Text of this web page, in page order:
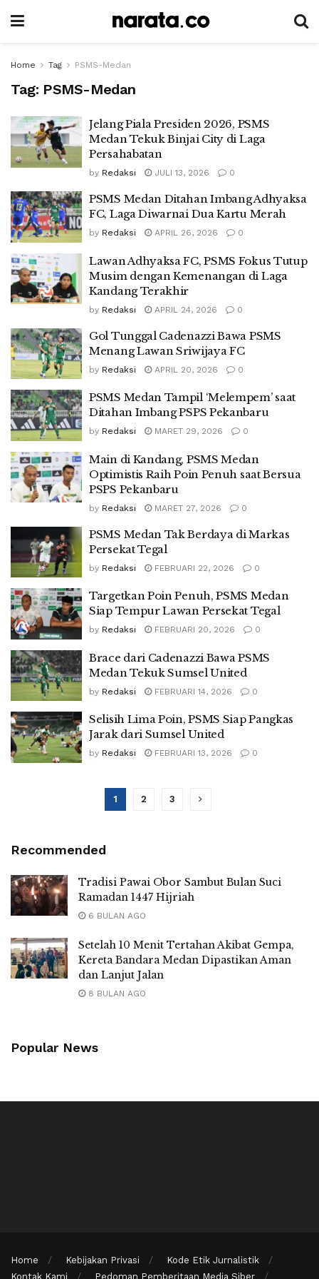
Home Tag PSMS-Medan
Tag: PSMS-Medan
Jelang Piala Presiden 2026, PSMS
Medan Tekuk Binjai City di Laga
Persahabatan
by Redaksi JULI 13, 2026 0
PSMS Medan Ditahan Imbang Adhyaksa
FC, Laga Diwarnai Dua Kartu Merah
by Redaksi APRIL 26, 2026 0
Lawan Adhyaksa FC, PSMS Fokus Tutup
Musim dengan Kemenangan di Laga
Kandang Terakhir
by Redaksi APRIL 24, 2026 0
Gol Tunggal Cadenazzi Bawa PSMS
Menang Lawan Sriwijaya FC
by Redaksi APRIL 20, 2026 0
PSMS Medan Tampil ‘Melempem’ saat
Ditahan Imbang PSPS Pekanbaru
by Redaksi MARET 29, 2026 0
Main di Kandang, PSMS Medan
Optimistis Raih Poin Penuh saat Bersua
PSPS Pekanbaru
by Redaksi MARET 27, 2026 0
PSMS Medan Tak Berdaya di Markas
Persekat Tegal
by Redaksi FEBRUARI 22, 2026 0
Targetkan Poin Penuh, PSMS Medan
Siap Tempur Lawan Persekat Tegal
by Redaksi FEBRUARI 20, 2026 0
Brace dari Cadenazzi Bawa PSMS
Medan Tekuk Sumsel United
by Redaksi FEBRUARI 14, 2026 0
Selisih Lima Poin, PSMS Siap Pangkas
Jarak dari Sumsel United
by Redaksi FEBRUARI 13, 2026 0
1 2 3
Recommended
Tradisi Pawai Obor Sambut Bulan Suci
Ramadan 1447 Hijriah
6 BULAN AGO
Setelah 10 Menit Tertahan Akibat Gempa,
Kereta Bandara Medan Dipastikan Aman
dan Lanjut Jalan
8 BULAN AGO
Popular News
Home Kebijakan Privasi
Kode Etik Jurnalistik
Kontak Kami
Pedoman Pemberitaan Media Siber